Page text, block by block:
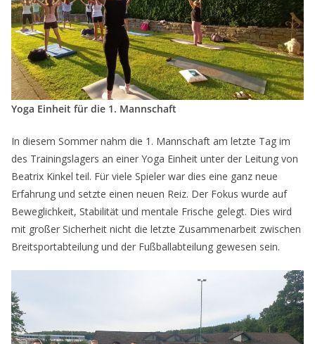
Yoga Einheit für die 1. Mannschaft
In diesem Sommer nahm die 1. Mannschaft am letzte Tag im
des Trainingslagers an einer Yoga Einheit unter der Leitung von
Beatrix Kinkel teil. Für viele Spieler war dies eine ganz neue
Erfahrung und setzte einen neuen Reiz. Der Fokus wurde auf
Beweglichkeit, Stabilität und mentale Frische gelegt. Dies wird
mit großer Sicherheit nicht die letzte Zusammenarbeit zwischen
Breitsportabteilung und der Fußballabteilung gewesen sein.